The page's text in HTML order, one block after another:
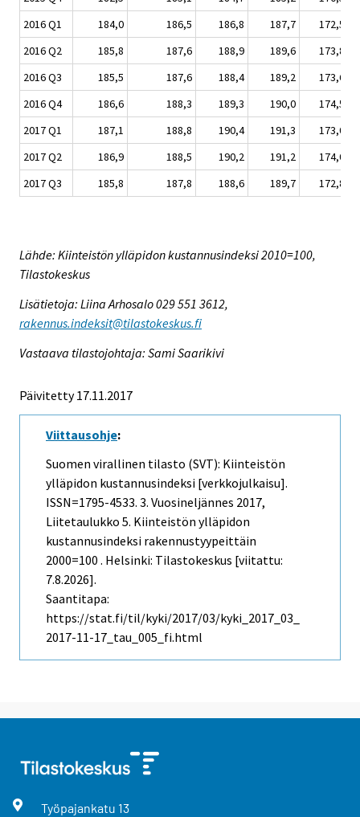
2016 Q1
184,0 186,5 186,8 187,7
172,5
2016 Q2
185,8 187,6 188,9 189,6
173,8
2016 Q3
185,5 187,6 188,4 189,2
173,6
2016 Q4
186,6 188,3 189,3 190,0
174,5
2017 Q1
187,1 188,8 190,4 191,3
173,0
2017 Q2
186,9 188,5 190,2 191,2
174,0
2017 Q3
185,8 187,8 188,6 189,7 172,8
Lähde: Kiinteistön ylläpidon kustannusindeksi 2010=100,
Tilastokeskus
Lisätietoja: Liina Arhosalo 029 551 3612,
rakennus.indeksit@tilastokeskus.fi
Vastaava tilastojohtaja: Sami Saarikivi
Päivitetty 17.11.2017
Viittausohje:
Suomen virallinen tilasto (SVT): Kiinteistön
ylläpidon kustannusindeksi [verkkojulkaisu].
ISSN=1795-4533. 3. Vuosineljännes 2017,
Liitetaulukko 5. Kiinteistön ylläpidon
kustannusindeksi rakennustyypeittäin
2000=100 . Helsinki: Tilastokeskus [viitattu:
7.8.2026].
Saantitapa:
https://stat.fi/til/kyki/2017/03/kyki_2017_03_
2017-11-17_tau_005_fi.html
Työpajankatu 13